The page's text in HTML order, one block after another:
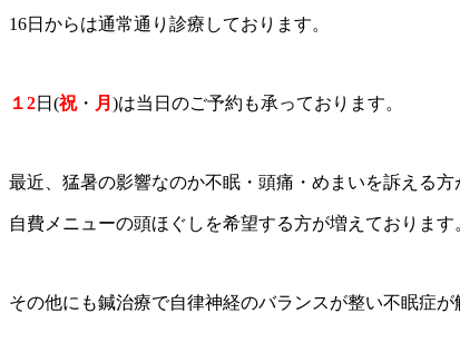
16日からは通常通り診療しております。
１2日(祝・ 月 )は当日のご予約も承っております。
最近、猛暑の影響なのか不眠・頭痛・めまいを訴える方
自費メニューの頭ほぐしを希望する方が増えております
その他にも鍼治療で自律神経のバランスが整い不眠症が